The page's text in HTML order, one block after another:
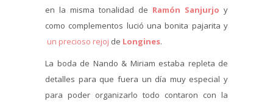
en la misma tonalidad de Ramón Sanjurjo y
como complementos lució una bonita pajarita y
un precioso rejoj de Longines.
La boda de Nando & Miriam estaba repleta de
detalles para que fuera un día muy especial y
para poder organizarlo todo contaron con la